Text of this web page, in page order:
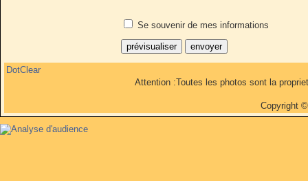
Se souvenir de mes informations
DotClear
Attention :Toutes les photos sont la
Copyright